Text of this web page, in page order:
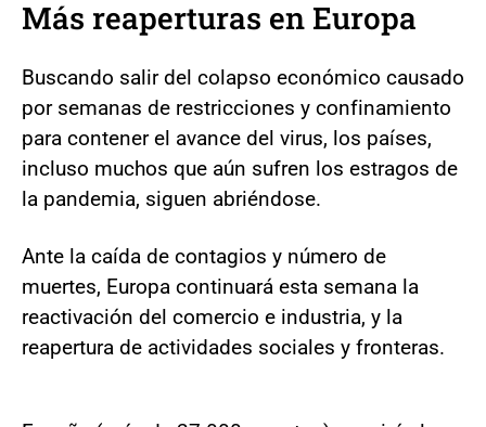
Más reaperturas en Europa
Buscando salir del colapso económico causado
por semanas de restricciones y confinamiento
para contener el avance del virus, los países,
incluso muchos que aún sufren los estragos de
la pandemia, siguen abriéndose.
Ante la caída de contagios y número de
muertes, Europa continuará esta semana la
reactivación del comercio e industria, y la
reapertura de actividades sociales y fronteras.